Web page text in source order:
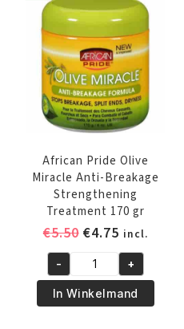
African Pride Olive
Miracle Anti-Breakage
Strengthening
Treatment 170 gr
€5.50 Oorspronkelijke
was:
€5.50.
€4.75Huidige
prijs
is:
€4.75.
incl.
African
Pride
Olive
- +
In Winkelmand